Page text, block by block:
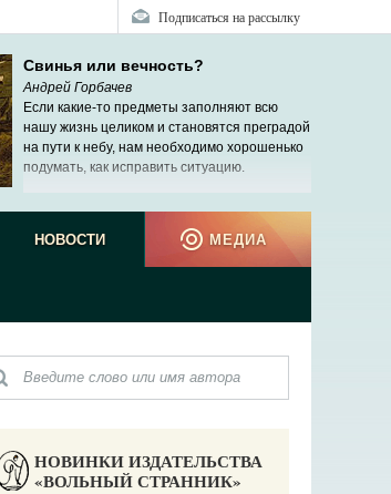
Подписаться на рассылку
Свинья или вечность?
Андрей Горбачев
Если какие-то предметы заполняют всю
нашу жизнь целиком и становятся преградой
на пути к небу, нам необходимо хорошенько
подумать, как исправить ситуацию.
НОВОСТИ МЕДИА
НОВИНКИ ИЗДАТЕЛЬСТВА
«ВОЛЬНЫЙ СТРАННИК»